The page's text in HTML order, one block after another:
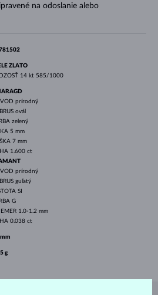
na odoslanie alebo
ZLATO
14 kt 585/1000
prírodný
ovál
zelený
5 mm
7 mm
1.600 ct
prírodný
guľatý
SI
G
1.0-1.2 mm
0.038 ct
g